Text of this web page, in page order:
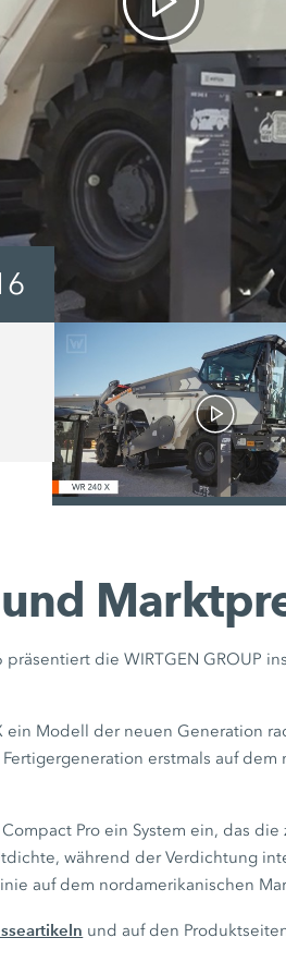
Wirtgen WR
240i / 250i -
Video
/
die WIRTGEN GROUP
Modell der neuen Generation
erstmals auf
Pro ein System ein, das
während der Verdichtung
auf dem nordamerikanischen
und auf den